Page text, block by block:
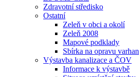
Zdravotní středisko
Ostatní
Zeleň v obci a okolí
Zeleň 2008
Mapové podklady
Sbírka na opravu varhan
Výstavba kanalizace a ČOV
Informace k výstavbě